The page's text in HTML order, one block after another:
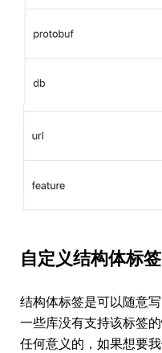
自定义结构体标签
结构体标签是可以随意
一些库没有支持该标签
任何意义的，如果想要